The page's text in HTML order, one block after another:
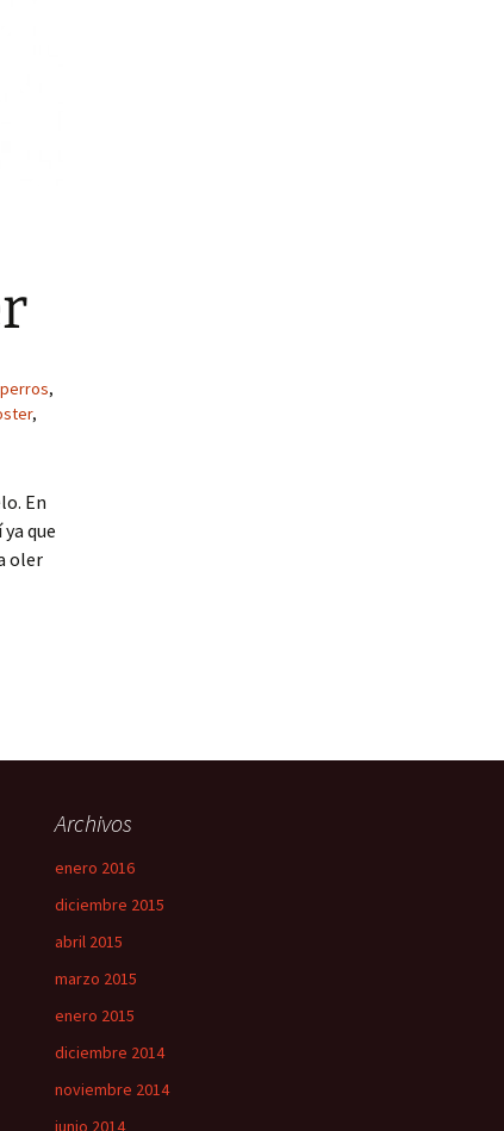
,
,
En
que
oler
Archivos
enero 2016
diciembre 2015
abril 2015
marzo 2015
enero 2015
diciembre 2014
noviembre 2014
junio 2014